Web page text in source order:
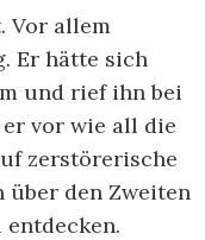
Vor allem
Er hätte sich
und rief ihn bei
er vor wie all die
zerstörerische
über den Zweiten